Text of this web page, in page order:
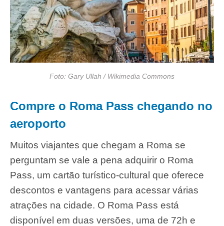
Foto: Gary Ullah / Wikimedia Commons
Compre o Roma Pass chegando no
aeroporto
Muitos viajantes que chegam a Roma se
perguntam se vale a pena adquirir o Roma
Pass, um cartão turístico-cultural que oferece
descontos e vantagens para acessar várias
atrações na cidade. O Roma Pass está
disponível em duas versões, uma de 72h e